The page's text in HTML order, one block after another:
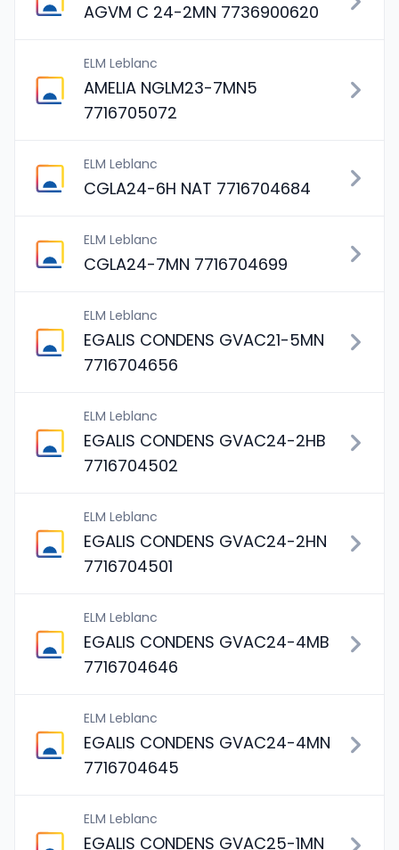
AGVM C 24-2MN 7736900620
ELM Leblanc
AMELIA NGLM23-7MN5
7716705072
ELM Leblanc
CGLA24-6H NAT 7716704684
ELM Leblanc
CGLA24-7MN 7716704699
ELM Leblanc
EGALIS CONDENS GVAC21-5MN
7716704656
ELM Leblanc
EGALIS CONDENS GVAC24-2HB
7716704502
ELM Leblanc
EGALIS CONDENS GVAC24-2HN
7716704501
ELM Leblanc
EGALIS CONDENS GVAC24-4MB
7716704646
ELM Leblanc
EGALIS CONDENS GVAC24-4MN
7716704645
ELM Leblanc
EGALIS CONDENS GVAC25-1MN